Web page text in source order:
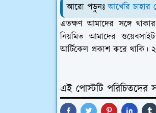
আরো পড়ুনঃআখেরি চাহার
এতক্ষণ আমাদের সঙ্গে
নিয়মিত আমাদের
আর্টিকেল প্রকাশ করে থাকি।
এই পোস্টটি পরিচিতদের